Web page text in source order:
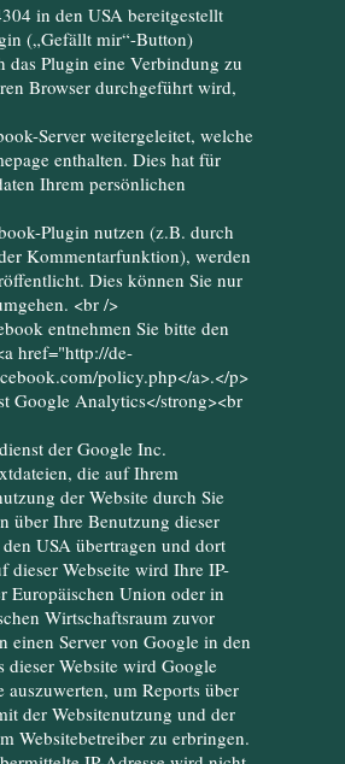
in den USA bereitgestellt
(„Gefällt mir“-Button)
das Plugin eine Verbindung zu
Browser durchgeführt wird,
Server weitergeleitet, welche
enthalten. Dies hat für
Ihrem persönlichen
Plugin nutzen (z.B. durch
Kommentarfunktion), werden
Dies können Sie nur
<br />
entnehmen Sie bitte den
href="http://de-
policy.php</a>.</p>
Google Analytics</strong><br
der Google Inc.
die auf Ihrem
der Website durch Sie
über Ihre Benutzung dieser
USA übertragen und dort
Webseite wird Ihre IP-
Europäischen Union oder in
Wirtschaftsraum zuvor
einen Server von Google in den
Website wird Google
um Reports über
der Websitenutzung und der
Websitebetreiber zu erbringen.